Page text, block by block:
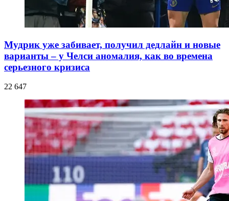
Мудрик уже забивает, получил дедлайн и новые
варианты – у Челси аномалия, как во времена
серьезного кризиса
22 647